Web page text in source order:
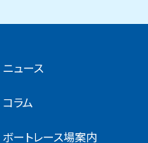
ニュース
コラム
ボートレース場案内